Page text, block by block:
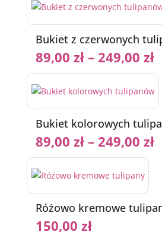
Bukiet z czerwonych
89,00 zł– 249,00 zł
Bukiet kolorowych
89,00 zł– 249,00 zł
Różowo kremowe
150,00 zł